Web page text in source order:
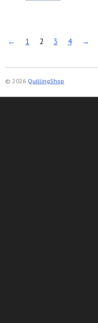
← 1 2 3 4 →
© 2026 QuillingShop